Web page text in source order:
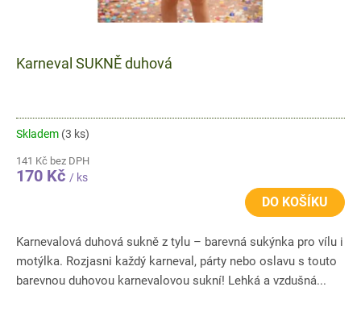
Karneval SUKNĚ duhová
Skladem (3 ks)
141 Kč bez DPH
170 Kč / ks
DO KOŠÍKU
Karnevalová duhová sukně z tylu – barevná sukýnka pro vílu i
motýlka. Rozjasni každý karneval, párty nebo oslavu s touto
barevnou duhovou karnevalovou sukní! Lehká a vzdušná...